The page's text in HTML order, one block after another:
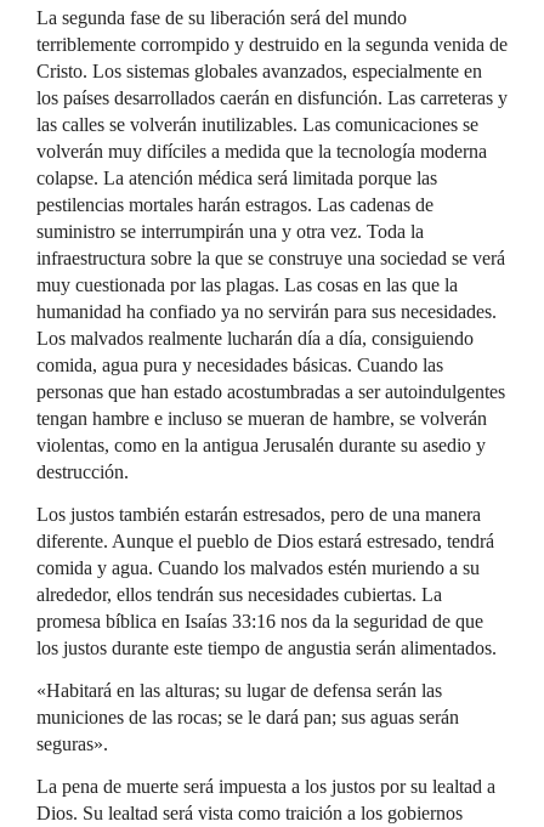
La segunda fase de su liberación será del mundo
terriblemente corrompido y destruido en la segunda venida de
Cristo. Los sistemas globales avanzados, especialmente en
los países desarrollados caerán en disfunción. Las carreteras y
las calles se volverán inutilizables. Las comunicaciones se
volverán muy difíciles a medida que la tecnología moderna
colapse. La atención médica será limitada porque las
pestilencias mortales harán estragos. Las cadenas de
suministro se interrumpirán una y otra vez. Toda la
infraestructura sobre la que se construye una sociedad se verá
muy cuestionada por las plagas. Las cosas en las que la
humanidad ha confiado ya no servirán para sus necesidades.
Los malvados realmente lucharán día a día, consiguiendo
comida, agua pura y necesidades básicas. Cuando las
personas que han estado acostumbradas a ser autoindulgentes
tengan hambre e incluso se mueran de hambre, se volverán
violentas, como en la antigua Jerusalén durante su asedio y
destrucción.
Los justos también estarán estresados, pero de una manera
diferente. Aunque el pueblo de Dios estará estresado, tendrá
comida y agua. Cuando los malvados estén muriendo a su
alrededor, ellos tendrán sus necesidades cubiertas. La
promesa bíblica en Isaías 33:16 nos da la seguridad de que
los justos durante este tiempo de angustia serán alimentados.
«Habitará en las alturas; su lugar de defensa serán las
municiones de las rocas; se le dará pan; sus aguas serán
seguras».
La pena de muerte será impuesta a los justos por su lealtad a
Dios. Su lealtad será vista como traición a los gobiernos